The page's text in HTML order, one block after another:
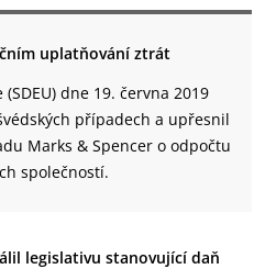
uplatňování ztrát
dne 19. června 2019
případech a upřesnil
Marks & Spencer o odpočtu
společností.
legislativu stanovující daň